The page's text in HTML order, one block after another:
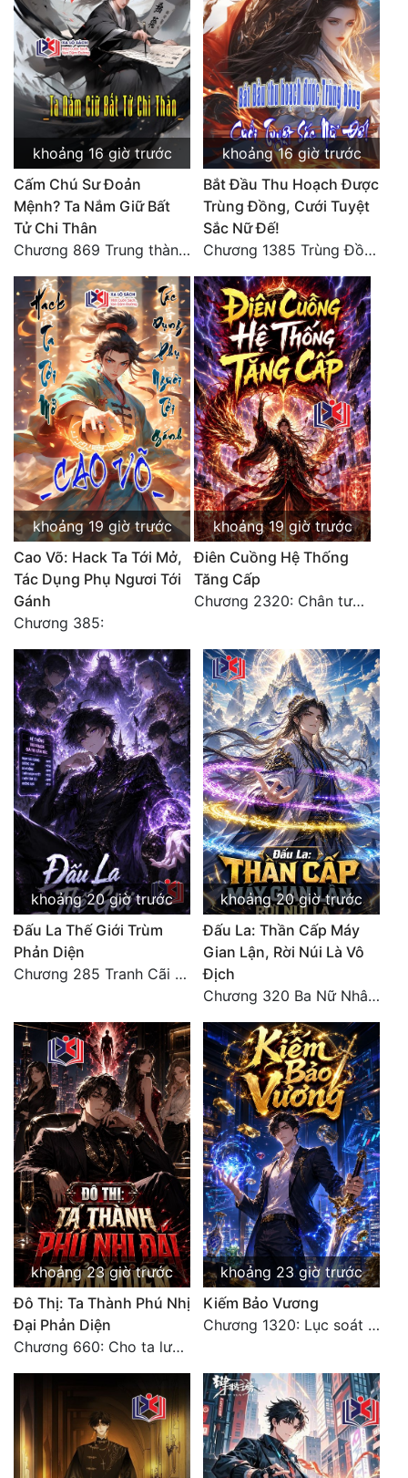
Tu Chân
Tu Tiên
Tội Phạm
Võ Hiệp
Võng Du
Xuyên Không
Xuyên Nhanh
Xuyên Sách
Xuyên Thư
Điền Văn
Đô Thị
Đông Phương
Đông Phương Huyền Huyễn
Đồng Nhân
Cẩu Đạo Trường Sinh
Ngự Thú
Truyện Nam
Truyện Nữ
Vô Địch Lưu
Xây Dựng Thế Lực
Đam Mỹ
Đẹp
Đẹp Hiệp
Tính Cách Nhân Vật :
Cơ Trí
Vô Sỉ
Điềm Đạm
khoảng 16 giờ trước
Cấm Chú Sư Đoản
Mệnh? Ta Nắm Giữ Bất
Tử Chi Thân
Chương 869 Trung thành tuyệt đối
khoảng 16 giờ trước
Bắt Đầu Thu Hoạch Được
Trùng Đồng, Cưới Tuyệt
Sắc Nữ Đế!
Chương 1385 Trùng Đồng thấu ảo cảnh, lĩnh hội Pháp tắc Nhân Quả
khoảng 19 giờ trước
Cao Võ: Hack Ta Tới Mở,
Tác Dụng Phụ Ngươi Tới
Gánh
Chương 385:
khoảng 19 giờ trước
Điên Cuồng Hệ Thống
Tăng Cấp
Chương 2320: Chân tướng
khoảng 20 giờ trước
Đấu La Thế Giới Trùm
Phản Diện
Chương 285 Tranh Cãi Giữa Sư Đồ
khoảng 20 giờ trước
Đấu La: Thần Cấp Máy
Gian Lận, Rời Núi Là Vô
Địch
Chương 320 Ba Nữ Nhân Ghen Tuông Lẫn Nhau
khoảng 23 giờ trước
Đô Thị: Ta Thành Phú Nhị
Đại Phản Diện
Chương 660: Cho ta lưu lại
khoảng 23 giờ trước
Kiếm Bảo Vương
Chương 1320: Lục soát cho ta!